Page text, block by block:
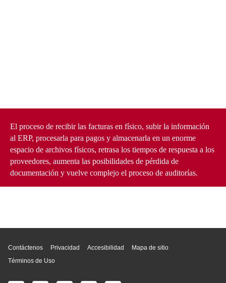
El proceso de recibir las facturas en físico, subir la información
al ERP, procesarla para pagos y almacenarla en un enorme
espacio de archivos físicos, retrasa los tiempos de respuesta a los
proveedores, aumenta las posibilidades de pérdida de
documentación y vuelve complejo el proceso de auditorías.
Contáctenos Privacidad Accesibilidad
Mapa de sitio
Términos de Uso